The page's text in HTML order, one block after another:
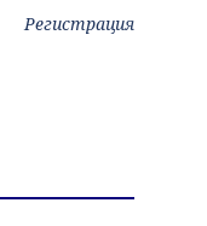
Регистрация